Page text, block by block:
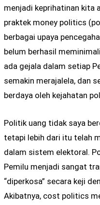
menjadi keprihatinan kita
praktek money politics
berbagai upaya
belum berhasil
ada gejala dalam setiap
semakin merajalela, dan
berdaya oleh kejahatan
Politik uang tidak saya
tetapi lebih dari itu telah
dalam sistem elektoral.
Pemilu menjadi sangat
“diperkosa” secara keji
Akibatnya, cost politics